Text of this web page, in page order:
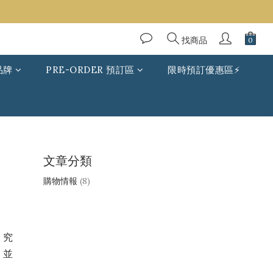
找商品
牌 PRE-ORDER 預訂區 限時預訂優惠區⚡
究
並
文章分類
購物情報 (8)